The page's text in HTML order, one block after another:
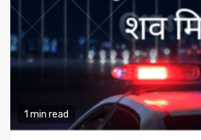
1 min read